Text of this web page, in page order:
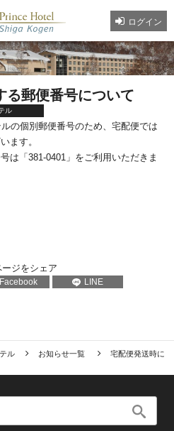
ログイン
る郵便番号について
ル
の個別郵便番号のため、宅配便では
ます。
は「381-0401」をご利用いただきま
ージをシェア
Facebook LINE
ル お知らせ一覧
宅配便発送時に